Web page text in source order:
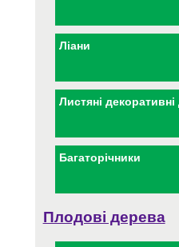
Ліани
Листяні
Багаторічники
Плодові дерева